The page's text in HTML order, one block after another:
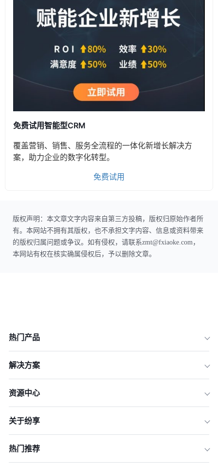
免费试用智能型CRM
覆盖营销、销售、服务全流程的一体化新增长解决方
案，助力企业的数字化转型。
免费试用
版权声明：本文章文字内容来自第三方投稿，版权归原始作者所
有。本网站不拥有其版权，也不承担文字内容、信息或资料带来
的版权归属问题或争议。如有侵权，请联系zmt@fxiaoke.com，
本网站有权在核实确属侵权后，予以删除文章。
热门产品
解决方案
资源中心
关于纷享
热门推荐